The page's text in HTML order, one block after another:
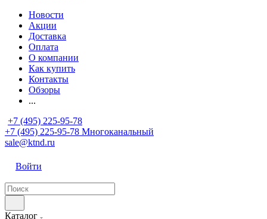
Новости
Акции
Доставка
Оплата
О компании
Как купить
Контакты
Обзоры
...
+7 (495) 225-95-78
+7 (495) 225-95-78 Многоканальный
sale@ktnd.ru
Войти
Каталог